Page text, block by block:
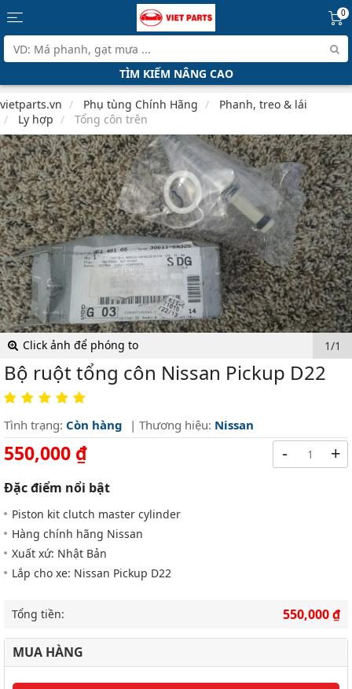
0
TÌM KIẾM NÂNG CAO
vietparts.vn Phụ tùng Chính Hãng
Phanh, treo & lái
Ly hợp
Tổng côn trên
Click ảnh để phóng to 1/1
Bộ ruột tổng côn Nissan Pickup D22
Tình trạng: Còn hàng | Thương hiệu: Nissan
550,000 ₫
Đặc điểm nổi bật
Piston kit clutch master cylinder
Hàng chính hãng Nissan
Xuất xứ: Nhật Bản
Lắp cho xe: Nissan Pickup D22
- +
Tổng tiền: 550,000 ₫
MUA HÀNG